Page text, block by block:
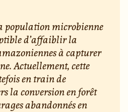
microbienne
d’affaiblir la
à capturer
Actuellement, cette
en train de
la conversion en forêt
abandonnés en